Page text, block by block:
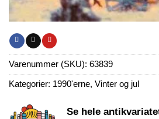
Varenummer (SKU): 63839
Kategorier: 1990'erne, Vinter og jul
Se hele